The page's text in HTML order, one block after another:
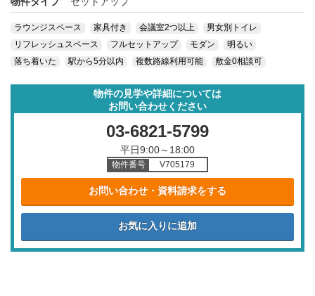
ラウンジスペース 家具付き 会議室2つ以上
男女別トイレ
リフレッシュスペース
フルセットアップ モダン
明るい
落ち着いた
駅から5分以内 複数路線利用可能 敷金0相談可
物件の見学や詳細については
お問い合わせください
03-6821-5799
平日9:00～18:00
物件番号 V705179
お問い合わせ・資料請求をする